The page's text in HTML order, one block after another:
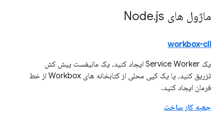
ماژول های Node .js
workbox-cli
یک Service Worker ایجاد کنید، یک مانیفست پیش کش
تزریق کنید، یا یک کپی محلی از کتابخانه های Workbox از خط
فرمان ایجاد کنید.
جعبه کار ساخت